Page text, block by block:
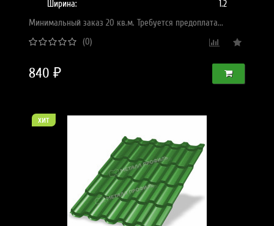
Ширина:
1.2
Минимальный заказ 20 кв.м. Требуется предоплата...
(0)
840 ₽
хит